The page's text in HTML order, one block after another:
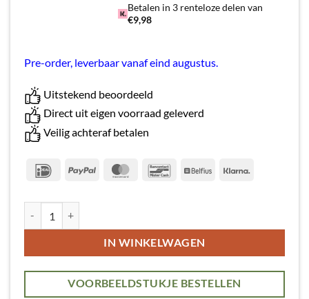
Betalen in 3 renteloze delen van
€9,98
Pre-order, leverbaar vanaf eind augustus.
Uitstekend beoordeeld
Direct uit eigen voorraad geleverd
Veilig achteraf betalen
IDeal PayPal MasterCardBancontactBelfius
IN WINKELWAGEN
VOORBEELDSTUKJE BESTELLEN